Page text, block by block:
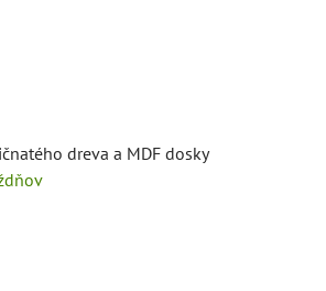
dreva a MDF dosky